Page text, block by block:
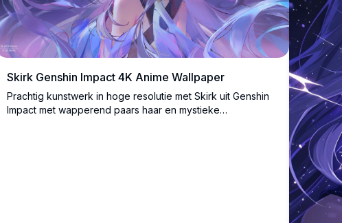
Skirk Genshin Impact 4K Anime Wallpaper
Prachtig kunstwerk in hoge resolutie met Skirk uit Genshin
Impact met wapperend paars haar en mystieke